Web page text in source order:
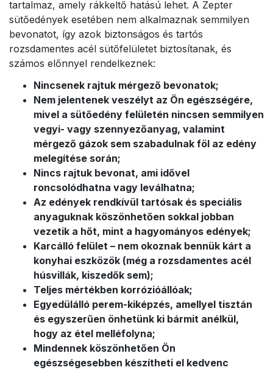
tartalmaz, amely rákkeltő hatású lehet. A Zepter
sütőedények esetében nem alkalmaznak semmilyen
bevonatot, így azok biztonságos és tartós
rozsdamentes acél sütőfelületet biztosítanak, és
számos előnnyel rendelkeznek:
Nincsenek rajtuk mérgező bevonatok;
Nem jelentenek veszélyt az Ön egészségére,
mivel a sütőedény felületén nincsen semmilyen
vegyi- vagy szennyezőanyag, valamint
mérgező gázok sem szabadulnak föl az edény
melegítése során;
Nincs rajtuk bevonat, ami idővel
roncsolódhatna vagy leválhatna;
Az edények rendkívül tartósak és speciális
anyaguknak köszönhetően sokkal jobban
vezetik a hőt, mint a hagyományos edények;
Karcálló felület – nem okoznak bennük kárt a
konyhai eszközök (még a rozsdamentes acél
húsvillák, kiszedők sem);
Teljes mértékben korrózióállóak;
Egyedülálló perem-kiképzés, amellyel tisztán
és egyszerűen önhetünk ki bármit anélkül,
hogy az étel melléfolyna;
Mindennek köszönhetően Ön
egészségesebben készítheti el kedvenc